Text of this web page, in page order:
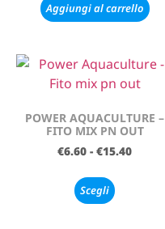
Aggiungi al carrello
POWER AQUACULTURE –
FITO MIX PN OUT
€6.60 - €15.40
Scegli